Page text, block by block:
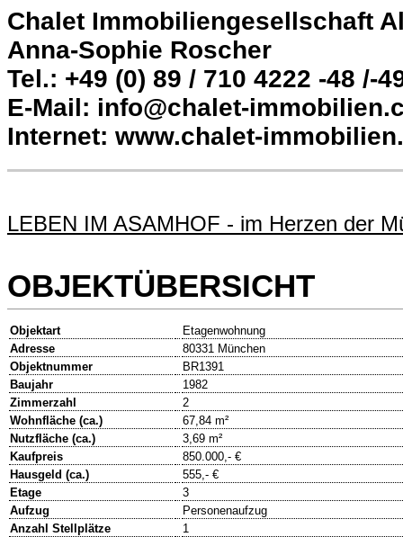
Chalet Immobiliengesellschaft
Anna-Sophie Roscher
Tel.: +49 (0) 89 / 710 4222 -48 /-
E-Mail: info@chalet-
Internet: www.chalet-
LEBEN IM ASAMHOF - im Herzen der
OBJEKTÜBERSICHT
Objektart
Etagenwohnung
Adresse
80331 München
Objektnummer
BR1391
Baujahr
1982
Zimmerzahl
2
Wohnfläche (ca.)
67,84 m²
Nutzfläche (ca.)
3,69 m²
Kaufpreis
850.000,- €
Hausgeld (ca.)
555,- €
Etage
3
Aufzug
Personenaufzug
Anzahl Stellplätze
1